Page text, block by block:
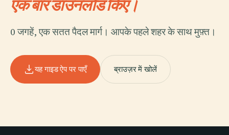
एक बार डाउनलोड किए।
0 जगहें, एक सतत पैदल मार्ग। आपके पहले शहर के साथ मुफ़्त।
यह गाइड ऐप पर पाएँ ब्राउज़र में खोलें